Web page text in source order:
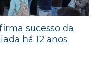
sucesso da
há 12 anos